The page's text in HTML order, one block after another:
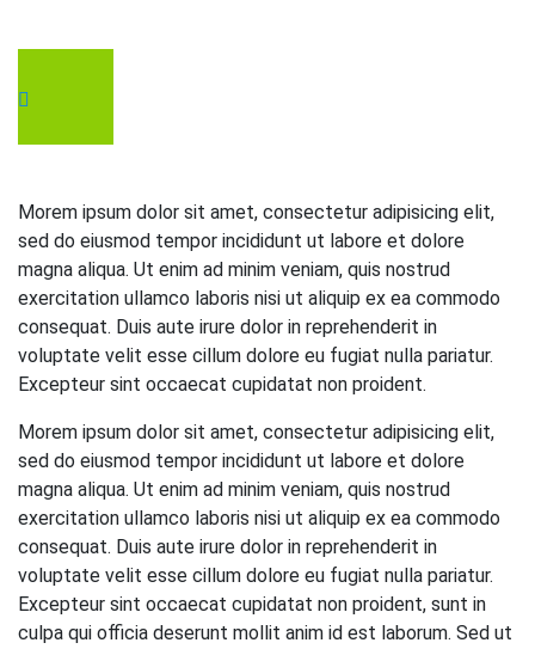
Morem ipsum dolor sit amet, consectetur adipisicing elit,
sed do eiusmod tempor incididunt ut labore et dolore
magna aliqua. Ut enim ad minim veniam, quis nostrud
exercitation ullamco laboris nisi ut aliquip ex ea commodo
consequat. Duis aute irure dolor in reprehenderit in
voluptate velit esse cillum dolore eu fugiat nulla pariatur.
Excepteur sint occaecat cupidatat non proident.
Morem ipsum dolor sit amet, consectetur adipisicing elit,
sed do eiusmod tempor incididunt ut labore et dolore
magna aliqua. Ut enim ad minim veniam, quis nostrud
exercitation ullamco laboris nisi ut aliquip ex ea commodo
consequat. Duis aute irure dolor in reprehenderit in
voluptate velit esse cillum dolore eu fugiat nulla pariatur.
Excepteur sint occaecat cupidatat non proident, sunt in
culpa qui officia deserunt mollit anim id est laborum. Sed ut